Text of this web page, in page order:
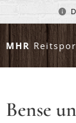
MHR
Bense